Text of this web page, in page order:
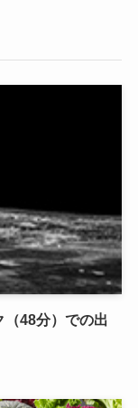
（48分）での出